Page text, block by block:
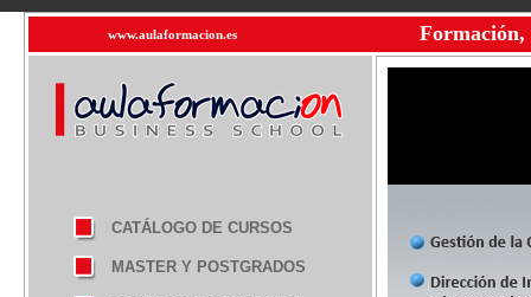
www.aulaformacion.es
CATÁLOGO DE CURSOS
MASTER Y POSTGRADOS